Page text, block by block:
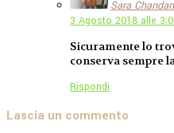
Sara
3 Agosto 2018 alle
Sicuramente lo
conserva sempre
Rispondi
Lascia un commento